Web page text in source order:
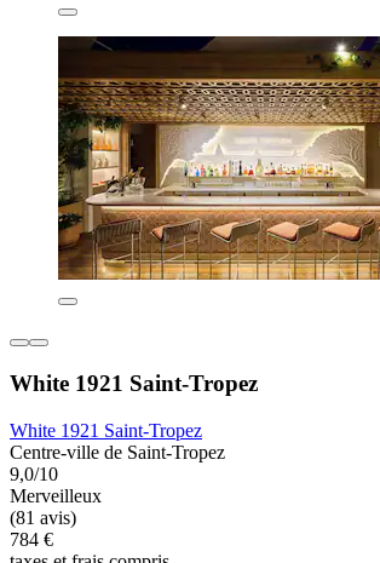
White 1921 Saint-Tropez
White 1921 Saint-Tropez
Centre-ville de Saint-Tropez
9,0/10
Merveilleux
(81 avis)
784 €